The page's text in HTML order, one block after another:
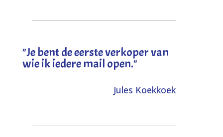
"Je bent de eerste verkoper van
wie ik iedere mail open."
Jules Koekkoek